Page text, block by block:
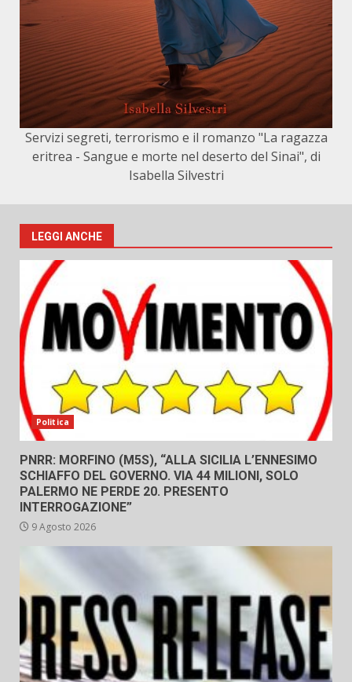
Servizi segreti, terrorismo e il romanzo "La ragazza
eritrea - Sangue e morte nel deserto del Sinai", di
Isabella Silvestri
LEGGI ANCHE
Politica
PNRR: MORFINO (M5S), “ALLA SICILIA L’ENNESIMO
SCHIAFFO DEL GOVERNO. VIA 44 MILIONI, SOLO
PALERMO NE PERDE 20. PRESENTO
INTERROGAZIONE”
9 Agosto 2026